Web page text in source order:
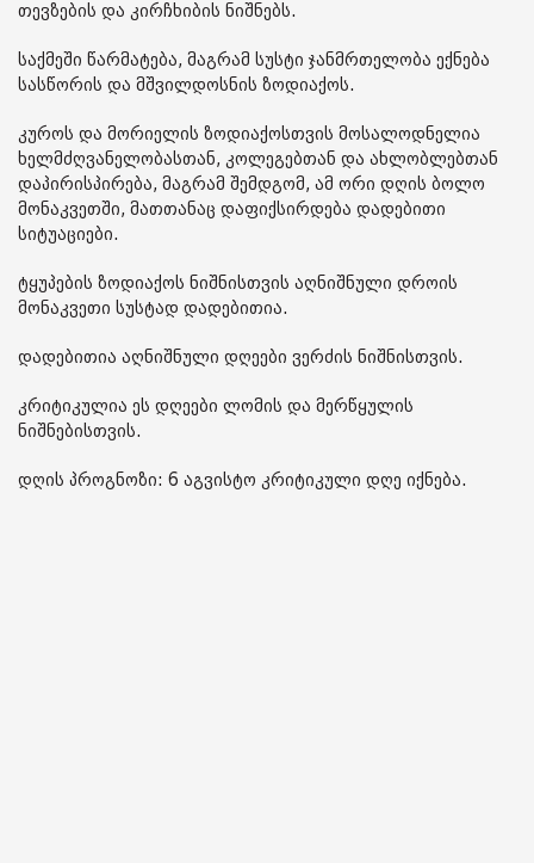
თევზების და კირჩხიბის ნიშნებს.
საქმეში წარმატება, მაგრამ სუსტი ჯანმრთელობა ექნება
სასწორის და მშვილდოსნის ზოდიაქოს.
კუროს და მორიელის ზოდიაქოსთვის მოსალოდნელია
ხელმძღვანელობასთან, კოლეგებთან და ახლობლებთან
დაპირისპირება, მაგრამ შემდგომ, ამ ორი დღის ბოლო
მონაკვეთში, მათთანაც დაფიქსირდება დადებითი
სიტუაციები.
ტყუპების ზოდიაქოს ნიშნისთვის აღნიშნული დროის
მონაკვეთი სუსტად დადებითია.
დადებითია აღნიშნული დღეები ვერძის ნიშნისთვის.
კრიტიკულია ეს დღეები ლომის და მერწყულის
ნიშნებისთვის.
დღის პროგნოზი: 6 აგვისტო კრიტიკული დღე იქნება.